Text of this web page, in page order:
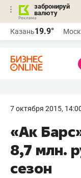
забронируй
валюту
Казань19.9°
7 октября 2015,
«Ак
8,7 млн.
сезон